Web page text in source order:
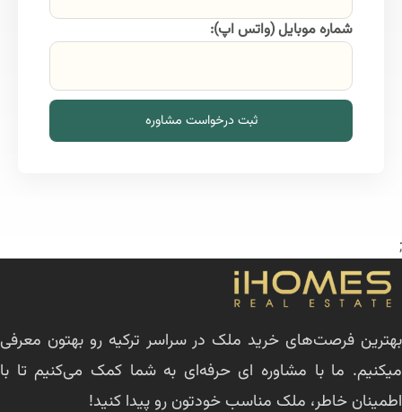
شماره موبایل (واتس اپ):
ثبت درخواست مشاوره
;
بهترین فرصت‌های خرید ملک در سراسر ترکیه رو بهتون معرفی
میکنیم. ما با مشاوره ای حرفه‌ای به شما کمک می‌کنیم تا با
اطمینان خاطر، ملک مناسب خودتون رو پیدا کنید!